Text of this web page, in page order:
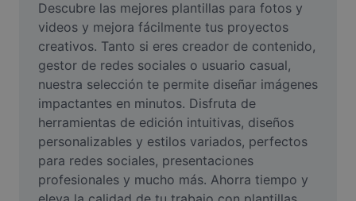
Meme Generator
AI Text Remover
AI People Remover
AI Inpainting
Face Cutout
Descubre las mejores plantillas para fotos y
videos y mejora fácilmente tus proyectos
creativos. Tanto si eres creador de contenido,
gestor de redes sociales o usuario casual,
nuestra selección te permite diseñar imágenes
impactantes en minutos. Disfruta de
herramientas de edición intuitivas, diseños
personalizables y estilos variados, perfectos
para redes sociales, presentaciones
profesionales y mucho más. Ahorra tiempo y